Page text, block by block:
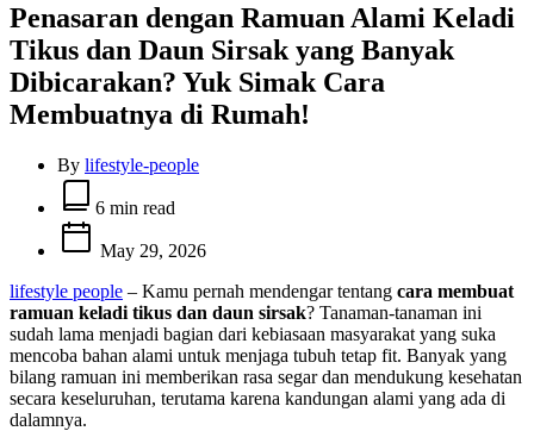
Penasaran dengan Ramuan Alami Keladi
Tikus dan Daun Sirsak yang Banyak
Dibicarakan? Yuk Simak Cara
Membuatnya di Rumah!
By lifestyle-people
Estimated
read
time
6 min read
May 29, 2026
lifestyle people – Kamu pernah mendengar tentang cara membuat
ramuan keladi tikus dan daun sirsak? Tanaman-tanaman ini
sudah lama menjadi bagian dari kebiasaan masyarakat yang suka
mencoba bahan alami untuk menjaga tubuh tetap fit. Banyak yang
bilang ramuan ini memberikan rasa segar dan mendukung kesehatan
secara keseluruhan, terutama karena kandungan alami yang ada di
dalamnya.